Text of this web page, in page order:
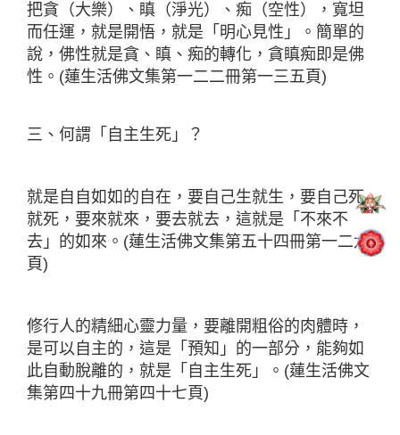
把貪（大樂）、瞋（淨光）、痴（空性），寬坦
而任運，就是開悟，就是「明心見性」。簡單的
說，佛性就是貪、瞋、痴的轉化，貪瞋痴即是佛
性。(蓮生活佛文集第一二二冊第一三五頁)
三、何謂「自主生死」？
就是自自如如的自在，要自己生就生，要自己死
就死，要來就來，要去就去，這就是「不來不
去」的如來。(蓮生活佛文集第五十四冊第一二六
頁)
修行人的精細心靈力量，要離開粗俗的肉體時，
是可以自主的，這是「預知」的一部分，能夠如
此自動脫離的，就是「自主生死」。(蓮生活佛文
集第四十九冊第四十七頁)